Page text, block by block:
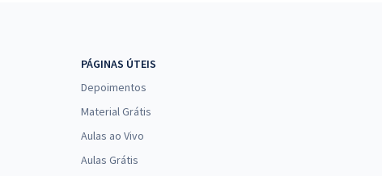
PÁGINAS ÚTEIS
Depoimentos
Material Grátis
Aulas ao Vivo
Aulas Grátis